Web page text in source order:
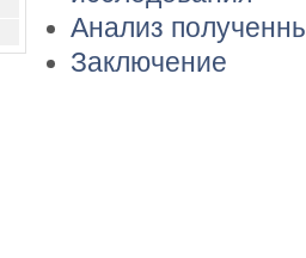
Анализ
Заключение